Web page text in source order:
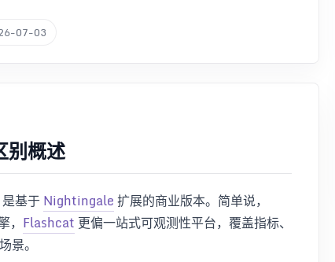
07-03
概述
是基于Nightingale扩展的商业版本。简单说，
Flashcat 更偏一站式可观测性平台，覆盖指标、
景。